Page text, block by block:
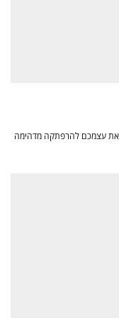
את עצמכם להרפתקה מדהימה